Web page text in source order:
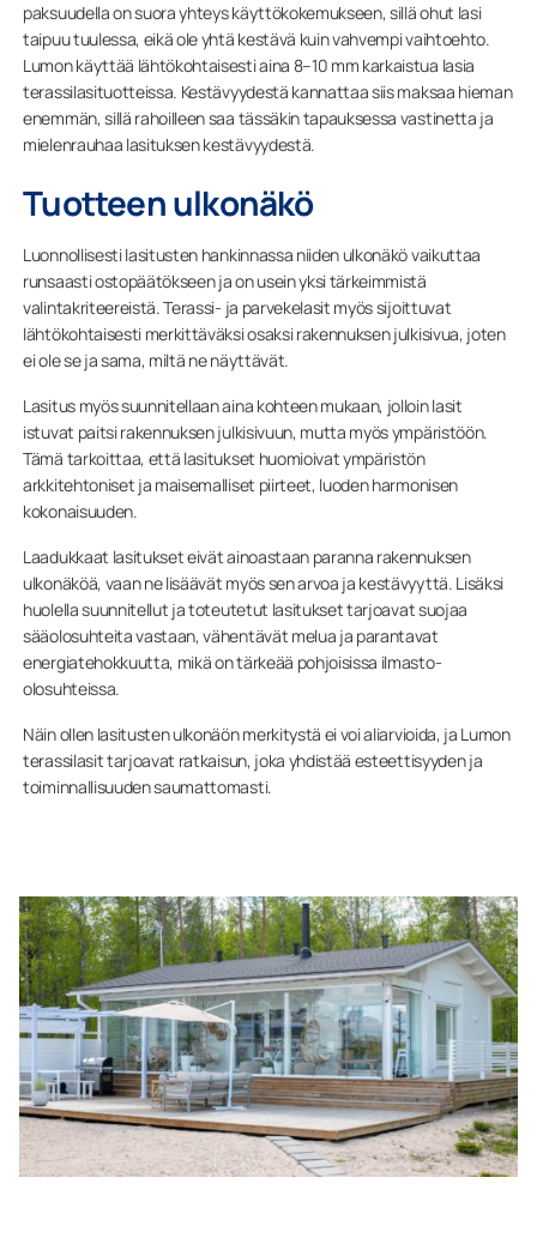
paksuudella on suora yhteys käyttökokemukseen, sillä ohut lasi
taipuu tuulessa, eikä ole yhtä kestävä kuin vahvempi vaihtoehto.
Lumon käyttää lähtökohtaisesti aina 8–10 mm karkaistua lasia
terassilasituotteissa. Kestävyydestä kannattaa siis maksaa hieman
enemmän, sillä rahoilleen saa tässäkin tapauksessa vastinetta ja
mielenrauhaa lasituksen kestävyydestä.
Tuotteen ulkonäkö
Luonnollisesti lasitusten hankinnassa niiden ulkonäkö vaikuttaa
runsaasti ostopäätökseen ja on usein yksi tärkeimmistä
valintakriteereistä. Terassi- ja parvekelasit myös sijoittuvat
lähtökohtaisesti merkittäväksi osaksi rakennuksen julkisivua, joten
ei ole se ja sama, miltä ne näyttävät.
Lasitus myös suunnitellaan aina kohteen mukaan, jolloin lasit
istuvat paitsi rakennuksen julkisivuun, mutta myös ympäristöön.
Tämä tarkoittaa, että lasitukset huomioivat ympäristön
arkkitehtoniset ja maisemalliset piirteet, luoden harmonisen
kokonaisuuden.
Laadukkaat lasitukset eivät ainoastaan paranna rakennuksen
ulkonäköä, vaan ne lisäävät myös sen arvoa ja kestävyyttä. Lisäksi
huolella suunnitellut ja toteutetut lasitukset tarjoavat suojaa
sääolosuhteita vastaan, vähentävät melua ja parantavat
energiatehokkuutta, mikä on tärkeää pohjoisissa ilmasto-
olosuhteissa.
Näin ollen lasitusten ulkonäön merkitystä ei voi aliarvioida, ja Lumon
terassilasit tarjoavat ratkaisun, joka yhdistää esteettisyyden ja
toiminnallisuuden saumattomasti.